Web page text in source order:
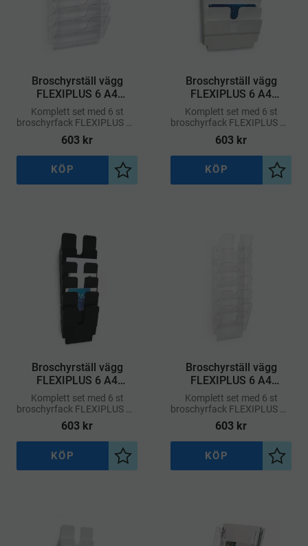
Broschyrställ vägg
FLEXIPLUS 6 A4
liggande – Transparent
Komplett set med 6 st
broschyrfack FLEXIPLUS A4
i liggande format.
603 kr
Lägg till i önskelista
KÖP
Broschyrställ vägg
FLEXIPLUS 6 A4
liggande – Vit
Komplett set med 6 st
broschyrfack FLEXIPLUS A4
i liggande format.
603 kr
Lägg
KÖP
Broschyrställ vägg
FLEXIPLUS 6 A4
stående – Svart
Komplett set med 6 st
broschyrfack FLEXIPLUS A4
i stående format.
603 kr
Lägg till i önskelista
KÖP
Broschyrställ vägg
FLEXIPLUS 6 A4
stående – Transparent
Komplett set med 6 st
broschyrfack FLEXIPLUS A4
i stående format.
603 kr
Lägg
KÖP